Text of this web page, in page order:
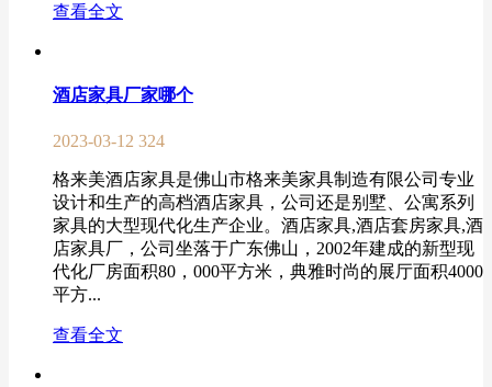
查看全文
酒店家具厂家哪个
2023-03-12 324
格来美酒店家具是佛山市格来美家具制造有限公司专业
设计和生产的高档酒店家具，公司还是别墅、公寓系列
家具的大型现代化生产企业。酒店家具,酒店套房家具,酒
店家具厂，公司坐落于广东佛山，2002年建成的新型现
代化厂房面积80，000平方米，典雅时尚的展厅面积4000
平方...
查看全文